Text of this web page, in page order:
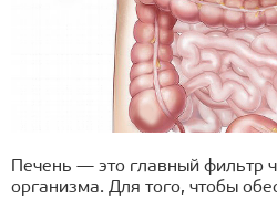
Печень — это главный фильтр
организма. Для того, чтобы